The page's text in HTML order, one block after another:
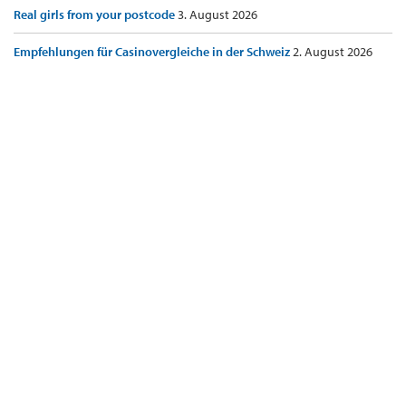
Real girls from your postcode3. August 2026
Empfehlungen für Casinovergleiche in der Schweiz2. August 2026